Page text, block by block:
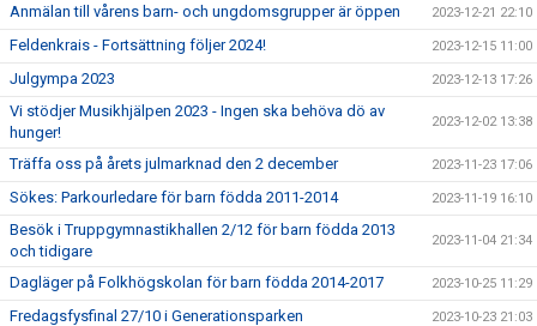
Anmälan till vårens barn- och ungdomsgrupper är öppen 2023-12-21 22:10
Feldenkrais - Fortsättning följer 2024! 2023-12-15 11:00
Julgympa 2023 2023-12-13 17:26
Vi stödjer Musikhjälpen 2023 - Ingen ska behöva dö av
hunger!
2023-12-02 13:38
Träffa oss på årets julmarknad den 2 december 2023-11-23 17:06
Sökes: Parkourledare för barn födda 2011-2014 2023-11-19 16:10
Besök i Truppgymnastikhallen 2/12 för barn födda 2013
och tidigare
2023-11-04 21:34
Dagläger på Folkhögskolan för barn födda 2014-2017 2023-10-25 11:29
Fredagsfysfinal 27/10 i Generationsparken 2023-10-23 21:03